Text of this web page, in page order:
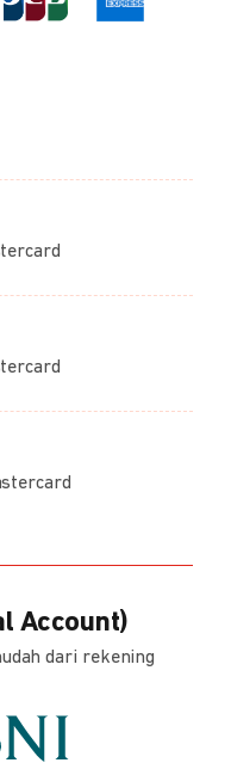
Account)
dari rekening